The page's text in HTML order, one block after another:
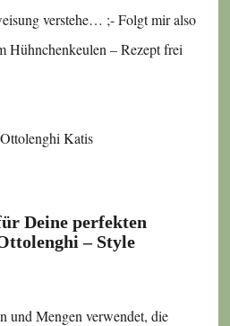
verstehe… ;- Folgt mir also
Hühnchenkeulen – Rezept frei
Deine perfekten
– Style
und Mengen verwendet, die